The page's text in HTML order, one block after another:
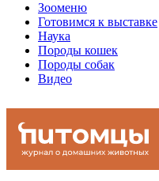
Зооменю
Готовимся к выставке
Наука
Породы кошек
Породы собак
Видео